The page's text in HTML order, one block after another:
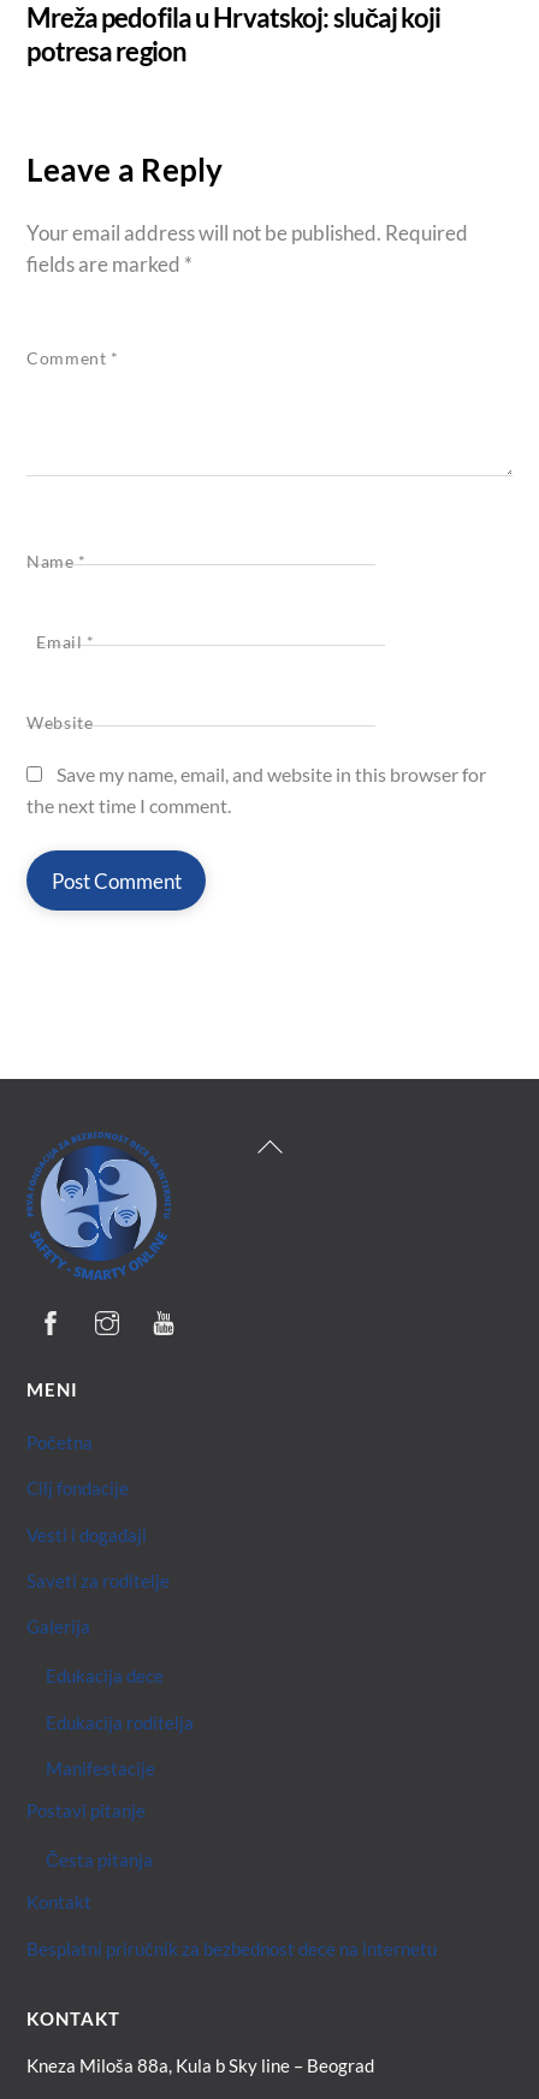
Mreža pedofila u Hrvatskoj: slučaj koji
potresa region
Leave a Reply
Your email address will not be published. Required
fields are marked *
Comment *
Name*
Email*
Website
Save my name, email, and website in this browser for
the next time I comment.
Back
MENI
Početna
Cilj fondacije
Vesti i događaji
Saveti za roditelje
Galerija
Edukacija dece
Edukacija roditelja
Manifestacije
Postavi pitanje
Česta pitanja
Kontakt
Besplatni priručnik za bezbednost dece na internetu
KONTAKT
Kneza Miloša 88a, Kula b Sky line – Beograd